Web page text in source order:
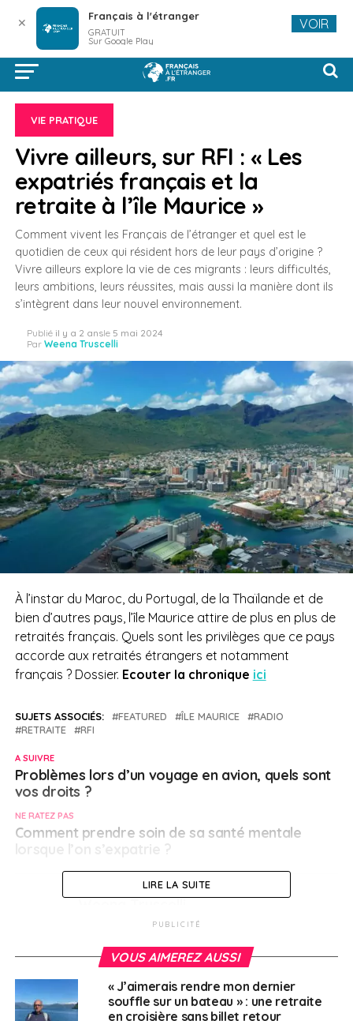
VIE PRATIQUE
Vivre ailleurs, sur RFI : « Les
expatriés français et la
retraite à l’île Maurice »
Comment vivent les Français de l’étranger et quel est le
quotidien de ceux qui résident hors de leur pays d’origine ?
Vivre ailleurs explore la vie de ces migrants : leurs difficultés,
leurs ambitions, leurs réussites, mais aussi la manière dont ils
s’intègrent dans leur nouvel environnement.
Publié il y a 2 ansle 5 mai 2024
Par Weena Truscelli
À l’instar du Maroc, du Portugal, de la Thaïlande et de
bien d’autres pays, l’île Maurice attire de plus en plus de
retraités français. Quels sont les privilèges que ce pays
accorde aux retraités étrangers et notamment
français ? Dossier. Ecouter la chronique ici
SUJETS ASSOCIÉS: FEATURED ÎLE MAURICE
RADIO
RETRAITE
RFI
A SUIVRE
Problèmes lors d’un voyage en avion, quels sont
vos droits ?
NE RATEZ PAS
Comment prendre soin de sa santé mentale
lorsque l’on s’expatrie ?
LIRE LA SUITE
PUBLICITÉ
VOUS AIMEREZ AUSSI
« J’aimerais rendre mon dernier
souffle sur un bateau » : une retraite
en croisière sans billet retour
✕ Français à l'étranger
GRATUIT
Sur Google Play
VOIR